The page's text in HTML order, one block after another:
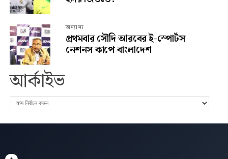
অন্যান্য
প্রথমবার সৌদি আরবের ই-স্পোর্টস
নেশনস কাপে বাংলাদেশ
আর্কাইভ